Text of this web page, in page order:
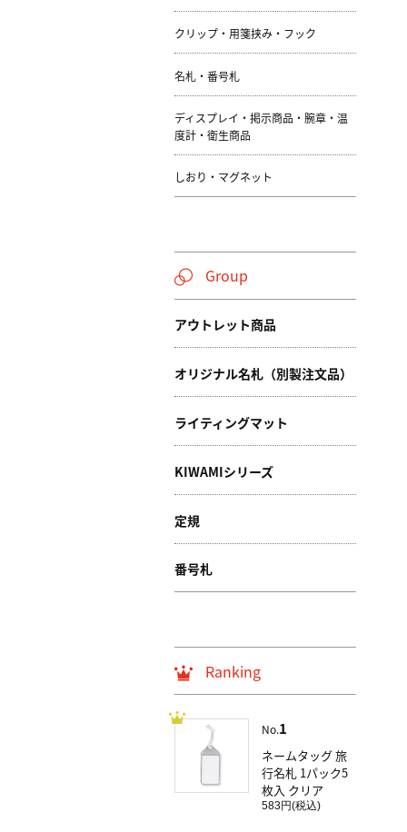
クリップ・用箋挟み・フック
名札・番号札
ディスプレイ・掲示商品・腕章・温
度計・衛生商品
しおり・マグネット
Group
アウトレット商品
オリジナル名札（別製注文品）
ライティングマット
KIWAMIシリーズ
定規
番号札
Ranking
No.1
ネームタッグ 旅
行名札 1パック5
枚入 クリア
583円(税込)